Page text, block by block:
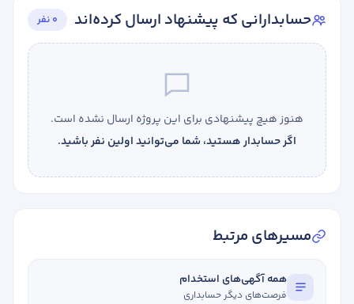
حسابدارانی که پیشنهاد ارسال کرده‌اند 0 نفر
هنوز هیچ پیشنهادی برای این پروژه ارسال نشده است.
اگر حسابدار هستید، شما می‌توانید اولین نفر باشید.
مسیرهای مرتبط
همه آگهی‌های استخدام
فرصت‌های دیگر حسابداری